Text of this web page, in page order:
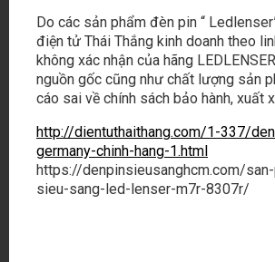
P18R Signature
6.970.000₫
ĐẠI LÝ
TIN TỨC
Do các sản phẩm đèn pin “
điện tử Thái Thắng kinh doanh theo
không xác nhận của hãng
nguồn gốc cũng như chất lượng sản
cáo sai về chính sách bảo hành, xuất
http://dientuthaithang.com/1-337/
germany-chinh-hang-1.html
https://denpinsieusanghcm.com/
sieu-sang-led-lenser-m7r-8307r/